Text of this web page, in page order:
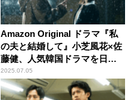
Amazon Original ドラマ『私
の夫と結婚して』小芝風花×佐
藤健、人気韓国ドラマを日本
で実写ドラマ化
2025.07.05